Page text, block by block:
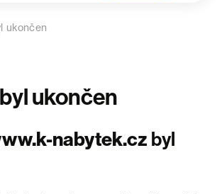
ukončen
ukončen
nabytek.cz byl